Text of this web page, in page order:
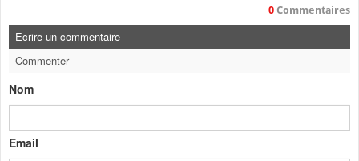
0 Commentaires
Ecrire un commentaire
Commenter
Nom
Email